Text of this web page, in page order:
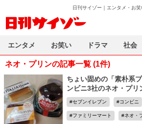
日刊サイゾー｜エンタメ・お
ネオ・プリンの記事一覧 (1件)
ちょい固めの「素朴系
ンビニ3社のネオ・プ
セブンイレブン コンビニ
ファミリーマート ネオ・
エンタメ お笑い ドラマ 社会